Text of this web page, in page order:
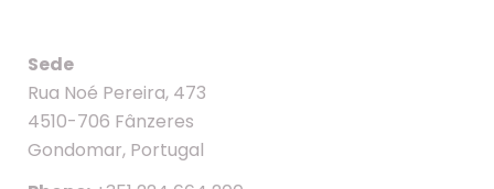
Sede
Rua Noé Pereira, 473
4510-706 Fânzeres
Gondomar, Portugal